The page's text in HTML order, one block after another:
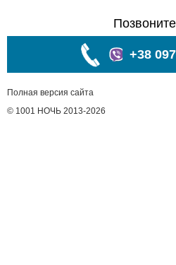
+38
Полная версия сайта
© 1001 НОЧЬ 2013-2026